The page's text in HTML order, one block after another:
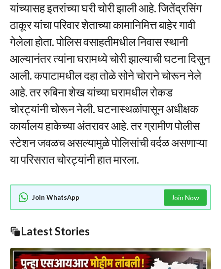
यांच्यासह इतरांच्या घरी चोरी झाली आहे. जितेंद्रसिंग
ठाकूर यांचा परिवार शेताच्या कामानिमित्त बाहेर गावी
गेलेला होता. पोलिस वसाहतीमधील निवास स्थानी
आल्यानंतर त्यांना घरामध्ये चोरी झाल्याची घटना दिसुन
आली. कपाटामधील दहा तोळे सोने चोराने चोरून नेले
आहे. तर रुबिना शेख यांच्या घरामधील रोकड
चोरट्यांनी चोरून नेली. घटनास्थळांपासून अधीक्षक
कार्यालय हाकेच्या अंतरावर आहे. तर ग्रामीण पोलीस
स्टेशन जवळच असल्यामुळे पोलिसांची वर्दळ असणाऱ्या
या परिसरात चोरट्यांनी हात मारला.
Join WhatsApp Join Now
Latest Stories